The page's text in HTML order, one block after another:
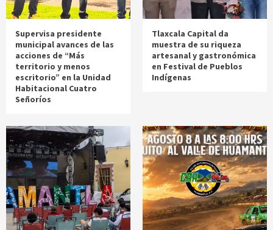
Supervisa presidente
municipal avances de las
acciones de “Más
territorio y menos
escritorio” en la Unidad
Habitacional Cuatro
Señoríos
Tlaxcala Capital da
muestra de su riqueza
artesanal y gastronómica
en Festival de Pueblos
Indígenas